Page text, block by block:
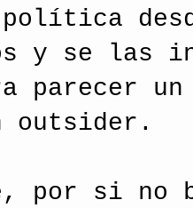
y se las
parecer
outsider.
por si